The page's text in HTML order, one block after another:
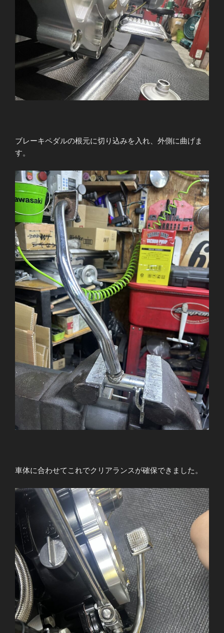
ブレーキペダルの根元に切り込みを入れ、外側に曲げま
す。
車体に合わせてこれでクリアランスが確保できました。